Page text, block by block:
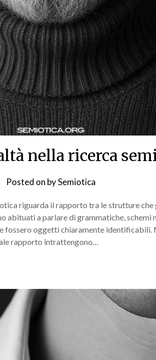
nella ricerca
Posted on bySemiotica
riguarda il rapporto tra le strutture che
abituati a parlare di grammatiche, schemi
fossero oggetti chiaramente identificabili.
rapporto intrattengono…